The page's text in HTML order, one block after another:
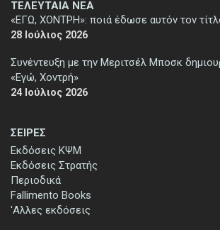
ΣΕΙΡΕΣ
Εκδόσεις ΚΨΜ
Εκδόσεις Στρατής
Περιοδικά
Fallimento Books
'Αλλες εκδόσεις
ΤΕΛΕΥΤΑΙΑ ΝΕΑ
«ΕΓΩ, ΧΟΝΤΡΗ»: ποιά έδωσε αυτόν τον
28 Ιούλιος 2026
Συνέντευξη με την Μεριτσέλ Μποσκ
«Εγώ, Χοντρή»
24 Ιούλιος 2026